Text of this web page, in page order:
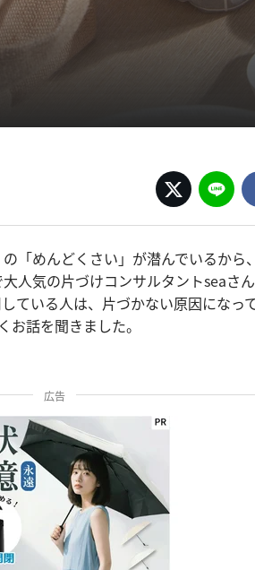
「めんどくさい」が潜んでいるから
人気の片づけコンサルタントseaさ
ている人は、片づかない原因になっ
話を聞きました。
広告